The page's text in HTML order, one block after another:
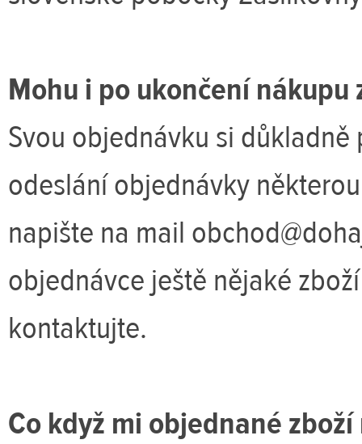
Mohu i po ukončení
Svou objednávku si
odeslání objednávky
napište na mail
objednávce ještě nějaké
kontaktujte.
Co když mi objednané